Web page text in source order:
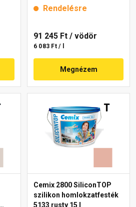
Rendelésre
91 245 Ft / vödör
6 083 Ft / l
Megnézem
Cemix 2800 SiliconTOP
szilikon homlokzatfesték
5133 rusty 15 l